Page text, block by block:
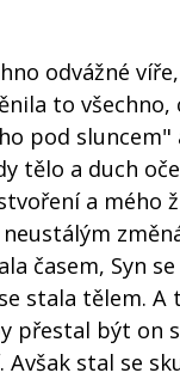
odvážné
to všechno,
pod sluncem"
tělo a duch
a mého
časem, Syn
stala tělem. A
přestal být on
stal se